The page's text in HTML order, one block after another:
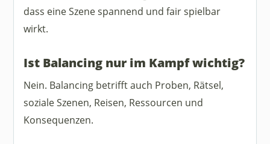
dass eine Szene spannend und fair spielbar
wirkt.
Ist Balancing nur im Kampf wichtig?
Nein. Balancing betrifft auch Proben, Rätsel,
soziale Szenen, Reisen, Ressourcen und
Konsequenzen.